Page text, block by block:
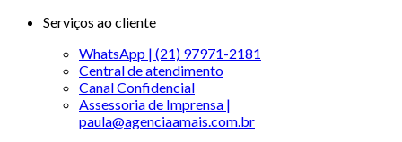
Serviços ao cliente
WhatsApp | (21) 97971-2181
Central de atendimento
Canal Confidencial
Assessoria de Imprensa |
paula@agenciaamais.com.br